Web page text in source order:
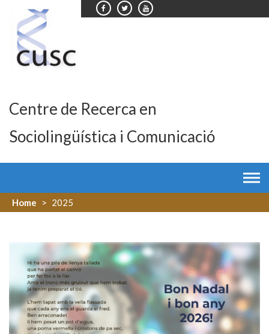
content
Centre de Recerca en
Sociolingüística i Comunicació
Home > 2025